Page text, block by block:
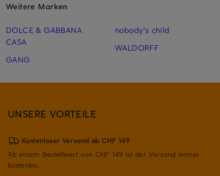
Weitere Marken
DOLCE & GABBANA
CASA
GANG
nobody's child
WALDORFF
UNSERE VORTEILE
Kostenloser Versand ab CHF 149
Ab einem Bestellwert von CHF 149 ist der Versand immer
kostenlos.